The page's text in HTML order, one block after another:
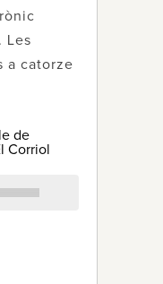
Les
a catorze
de
Corriol